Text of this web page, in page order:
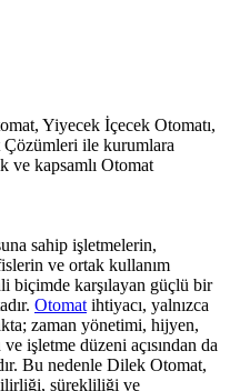
Yiyecek İçecek Otomatı,
ile kurumlara
ve kapsamlı Otomat
sahip işletmelerin,
ve ortak kullanım
biçimde karşılayan güçlü bir
Otomat ihtiyacı, yalnızca
zaman yönetimi, hijyen,
işletme düzeni açısından da
Bu nedenle Dilek Otomat,
sürekliliği ve